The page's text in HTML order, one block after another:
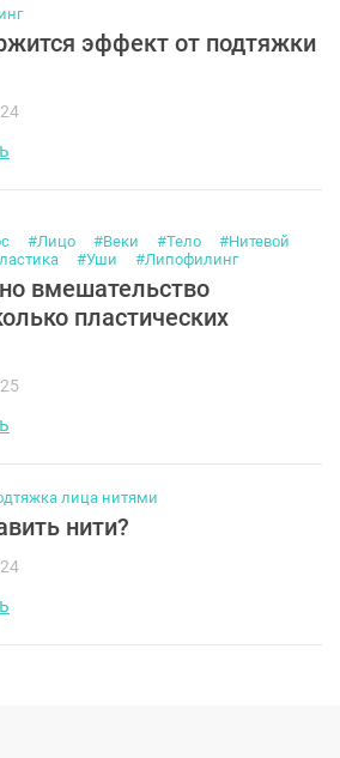
эффект от подтяжки
#Лицо #Веки #Тело
#Нитевой
#Уши #Липофилинг
вмешательство
пластических
лица нитями
нити?